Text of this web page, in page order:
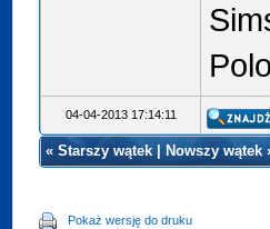
04-04-2013 17:14:11
«Starszy wątek Nowszy wątek
Pokaż wersję do druku